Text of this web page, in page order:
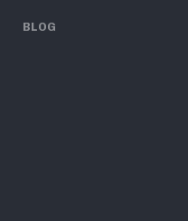
BLOG